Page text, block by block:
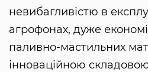
невибагливістю в
агрофонах, дуже
паливно-мастильних
інноваційною